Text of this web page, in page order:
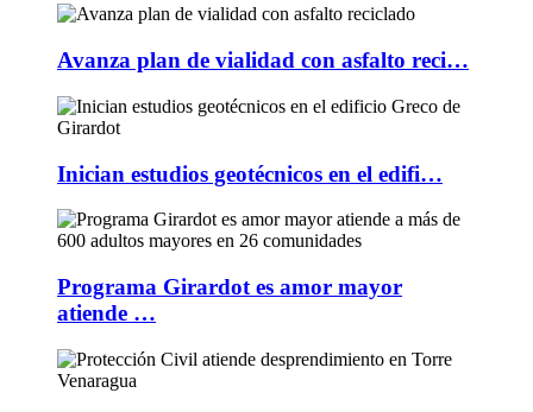
Avanza plan de vialidad con asfalto reci…
Inician estudios geotécnicos en el edifi…
Programa Girardot es amor mayor
atiende …